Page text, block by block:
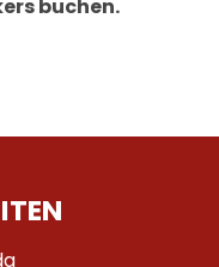
buchen.